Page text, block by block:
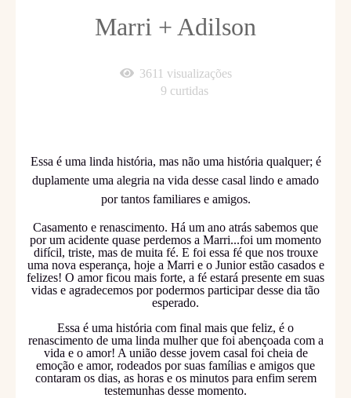
Marri + Adilson
3611 visualizações
9 curtidas
Essa é uma linda história, mas não uma história qualquer; é
duplamente uma alegria na vida desse casal lindo e amado
por tantos familiares e amigos.
Casamento e renascimento. Há um ano atrás sabemos que
por um acidente quase perdemos a Marri...foi um momento
difícil, triste, mas de muita fé. E foi essa fé que nos trouxe
uma nova esperança, hoje a Marri e o Junior estão casados e
felizes! O amor ficou mais forte, a fé estará presente em suas
vidas e agradecemos por podermos participar desse dia tão
esperado.
Essa é uma história com final mais que feliz, é o
renascimento de uma linda mulher que foi abençoada com a
vida e o amor! A união desse jovem casal foi cheia de
emoção e amor, rodeados por suas famílias e amigos que
contaram os dias, as horas e os minutos para enfim serem
testemunhas desse momento.